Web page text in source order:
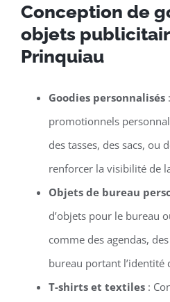
Conception de
objets
Prinquiau
Goodies personnalisés
promotionnels
des tasses, des sacs, ou
renforcer la visibilité de
Objets de bureau
d’objets pour le bureau
comme des agendas,
bureau portant l’identité
T-shirts et textiles: